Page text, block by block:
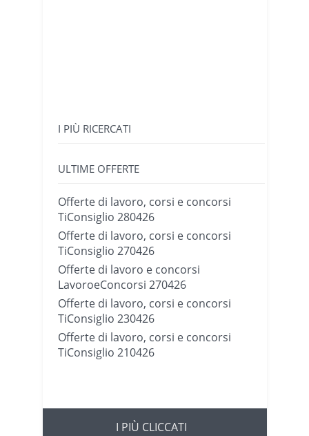
I PIÙ RICERCATI
ULTIME OFFERTE
Offerte di lavoro, corsi e concorsi
TiConsiglio 280426
Offerte di lavoro, corsi e concorsi
TiConsiglio 270426
Offerte di lavoro e concorsi
LavoroeConcorsi 270426
Offerte di lavoro, corsi e concorsi
TiConsiglio 230426
Offerte di lavoro, corsi e concorsi
TiConsiglio 210426
I PIÙ CLICCATI